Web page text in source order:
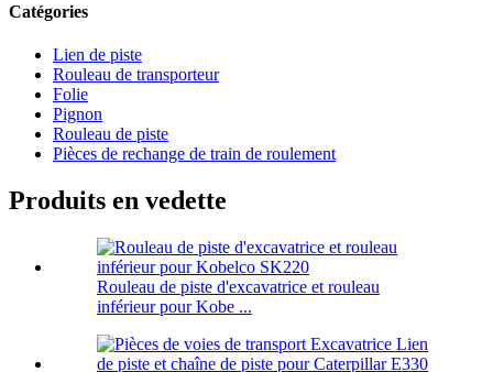
Catégories
Lien de piste
Rouleau de transporteur
Folie
Pignon
Rouleau de piste
Pièces de rechange de train de roulement
Produits en vedette
Rouleau de piste d'excavatrice et rouleau
inférieur pour Kobe ...